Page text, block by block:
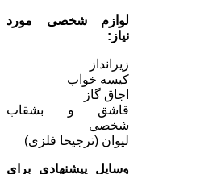
لوازم شخصی مورد
نیاز :
زیرانداز
کیسه خواب
اجاق گاز
قاشق و بشقاب
شخصی
لیوان (ترجیحا فلزی)
وسایل پیشنهادی برای